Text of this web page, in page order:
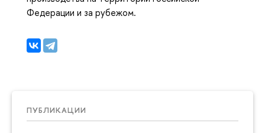
ПУБЛИКАЦИИ
Федерации и за рубежом.